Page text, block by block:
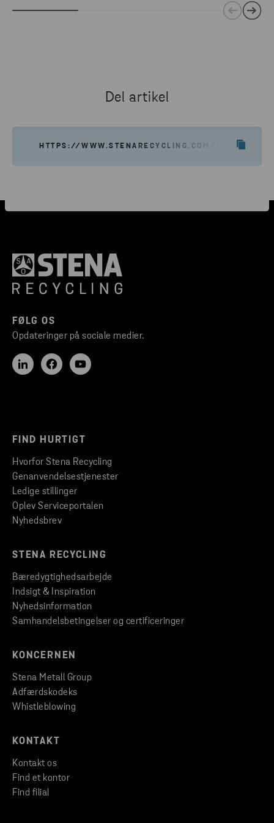
Del artikel
HTTPS://WWW.STENARECYCLING.COM/DA/
FØLG OS
Opdateringer på sociale medier.
FIND HURTIGT
Hvorfor Stena Recycling
Genanvendelsestjenester
Ledige stillinger
Oplev Serviceportalen
Nyhedsbrev
STENA RECYCLING
Bæredygtighedsarbejde
Indsigt & Inspiration
Nyhedsinformation
Samhandelsbetingelser og certificeringer
KONCERNEN
Stena Metall Group
Adfærdskodeks
Whistleblowing
KONTAKT
Kontakt os
Find et kontor
Find filial